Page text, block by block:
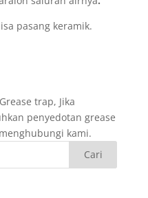
pasang keramik.
trap, Jika
penyedotan grease
kami.